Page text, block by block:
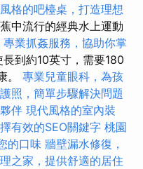
格的吧檯桌，打造理想
中流行的經典水上運動
專業抓姦服務，協助你掌
到約10英寸，需要180
。 專業兒童眼科，為孩
照，簡單步驟解決問題
伴 現代風格的室內裝
有效的SEO關鍵字 桃園
的口味 牆壁漏水修復，
之家，提供舒適的居住